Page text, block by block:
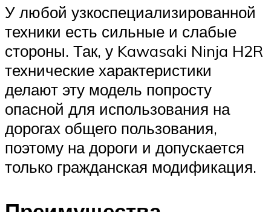
У любой узкоспециализированной
техники есть сильные и слабые
стороны. Так, у Kawasaki Ninja H2R
технические характеристики
делают эту модель попросту
опасной для использования на
дорогах общего пользования,
поэтому на дороги и допускается
только гражданская модификация.